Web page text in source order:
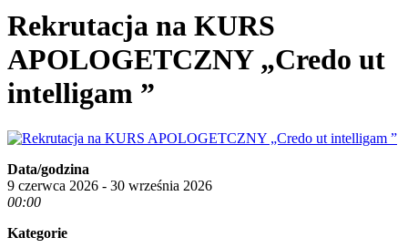
Rekrutacja na KURS
APOLOGETCZNY „Credo ut
intelligam ”
Data/godzina
9 czerwca 2026 - 30 września 2026
00:00
Kategorie